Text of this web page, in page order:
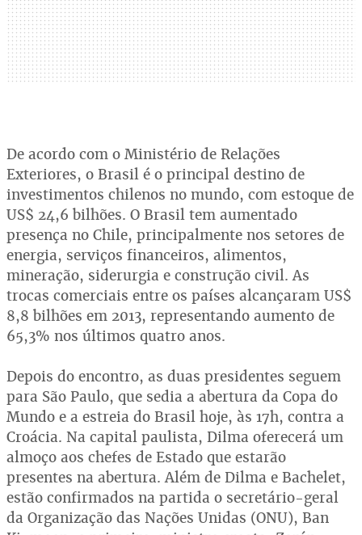
De acordo com o Ministério de Relações
Exteriores, o Brasil é o principal destino de
investimentos chilenos no mundo, com estoque de
US$ 24,6 bilhões. O Brasil tem aumentado
presença no Chile, principalmente nos setores de
energia, serviços financeiros, alimentos,
mineração, siderurgia e construção civil. As
trocas comerciais entre os países alcançaram US$
8,8 bilhões em 2013, representando aumento de
65,3% nos últimos quatro anos.
Depois do encontro, as duas presidentes seguem
para São Paulo, que sedia a abertura da Copa do
Mundo e a estreia do Brasil hoje, às 17h, contra a
Croácia. Na capital paulista, Dilma oferecerá um
almoço aos chefes de Estado que estarão
presentes na abertura. Além de Dilma e Bachelet,
estão confirmados na partida o secretário-geral
da Organização das Nações Unidas (ONU), Ban